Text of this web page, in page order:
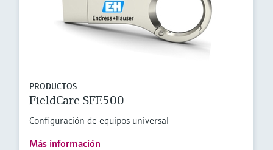
PRODUCTOS
FieldCare SFE500
Configuración de equipos universal
Más información